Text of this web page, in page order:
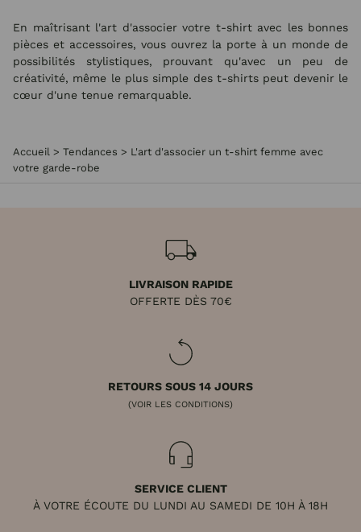
En maîtrisant l'art d'associer votre t-shirt avec les bonnes
pièces et accessoires, vous ouvrez la porte à un monde de
possibilités stylistiques, prouvant qu'avec un peu de
créativité, même le plus simple des t-shirts peut devenir le
cœur d'une tenue remarquable.
Accueil > Tendances > L'art d'associer un t-shirt femme avec
votre garde-robe
LIVRAISON RAPIDE
OFFERTE DÈS 70€
RETOURS SOUS 14 JOURS
(VOIR LES CONDITIONS)
SERVICE CLIENT
À VOTRE ÉCOUTE DU LUNDI AU SAMEDI DE 10H À 18H